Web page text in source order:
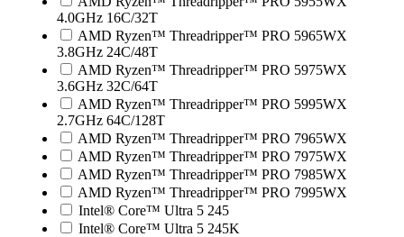
4.0GHz 16C/32T
AMD Ryzen™ Threadripper™ PRO 5965WX
3.8GHz 24C/48T
AMD Ryzen™ Threadripper™ PRO 5975WX
3.6GHz 32C/64T
AMD Ryzen™ Threadripper™ PRO 5995WX
2.7GHz 64C/128T
AMD Ryzen™ Threadripper™ PRO 7965WX
AMD Ryzen™ Threadripper™ PRO 7975WX
AMD Ryzen™ Threadripper™ PRO 7985WX
AMD Ryzen™ Threadripper™ PRO 7995WX
Intel® Core™ Ultra 5 245
Intel® Core™ Ultra 5 245K